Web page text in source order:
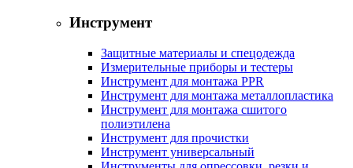
Инструмент
Защитные материалы и спецодежда
Измерительные приборы и тестеры
Инструмент для монтажа PPR
Инструмент для монтажа металлопластика
Инструмент для монтажа сшитого
полиэтилена
Инструмент для прочистки
Инструмент универсальный